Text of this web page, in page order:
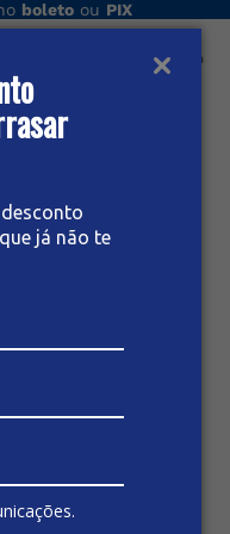
já não te
boletoou PIX
Feminina
para dar zoom
ver os preços